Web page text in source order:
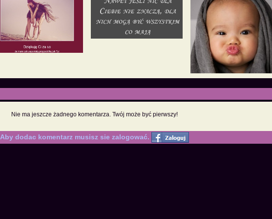
Nie ma jeszcze żadnego komentarza. Twój może być pierwszy!
Aby dodac komentarz musisz sie zalogować.